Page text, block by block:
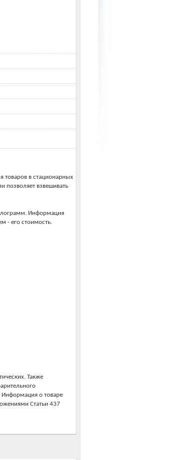
товаров в стационарных
позволяет взвешивать
Информация
- его стоимость.
Также
Информация о товаре
Статьи 437